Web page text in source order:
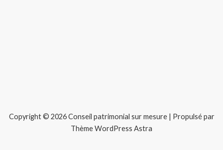
Copyright © 2026 Conseil patrimonial sur mesure | Propulsé par
Thème WordPress Astra